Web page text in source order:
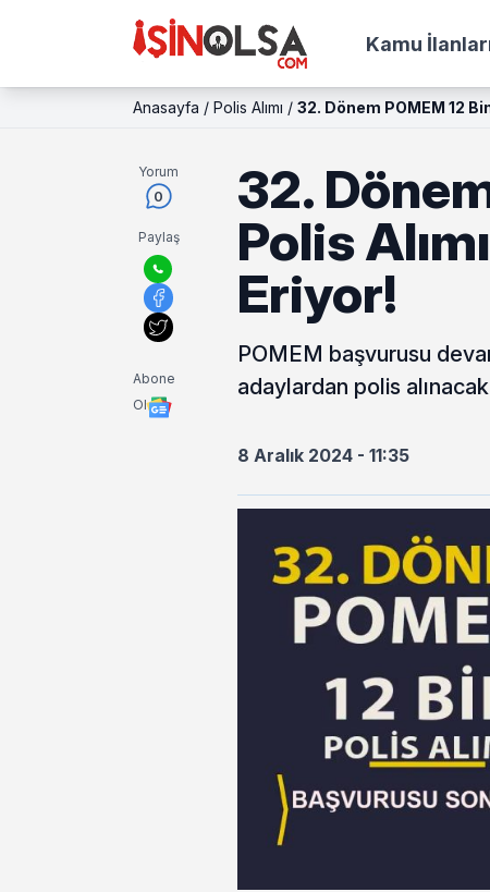
Kamu
Anasayfa / Polis Alımı / 32. Dönem POMEM 12
Yorum
0
Paylaş
Abone
Ol
32.
Polis
Eriyor!
POMEM başvurusu
adaylardan polis
8 Aralık 2024 - 11:35